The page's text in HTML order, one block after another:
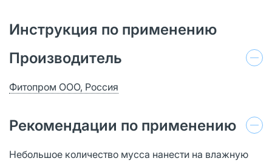
Инструкция по применению
Производитель
Фитопром ООО, Россия
Рекомендации по применению
Небольшое количество мусса нанести на влажную